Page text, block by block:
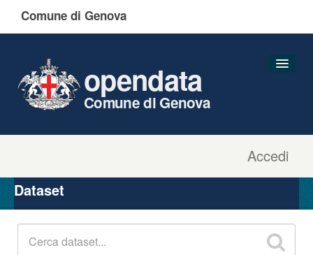
Comune di Genova
Accedi
opendata
Comune di Genova
Organizzazioni
Gruppi
Dataset